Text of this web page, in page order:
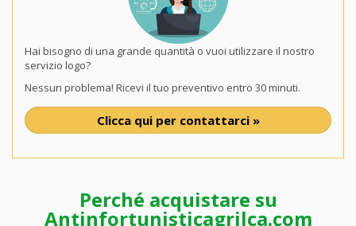
Hai bisogno di una grande quantità o vuoi utilizzare il nostro
servizio logo?
Nessun problema! Ricevi il tuo preventivo entro 30 minuti.
Clicca qui per contattarci »
Perché acquistare su
Antinfortunisticagrilca.com